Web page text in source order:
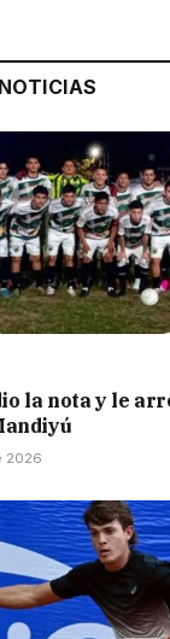
la nota y le
2026